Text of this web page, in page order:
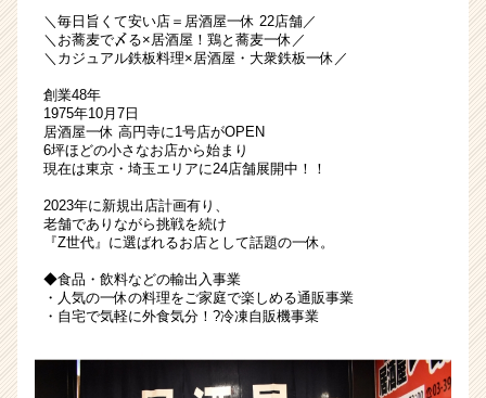
福
利
厚
給
26
万
|
ベ
チ
ャ
＼毎日旨くて安い店＝居酒屋一休 22店舗／
＼お蕎麦で〆る×居酒屋！鶏と蕎麦一休／
＼カジュアル鉄板料理×居酒屋・大衆鉄板一休／
創業48年
1975年10月7日
居酒屋一休 高円寺に1号店がOPEN
6坪ほどの小さなお店から始まり
現在は東京・埼玉エリアに24店舗展開中！！
2023年に新規出店計画有り、
老舗でありながら挑戦を続け
『Z世代』に選ばれるお店として話題の一休。
◆食品・飲料などの輸出入事業
・人気の一休の料理をご家庭で楽しめる通販事業
・自宅で気軽に外食気分！?冷凍自販機事業